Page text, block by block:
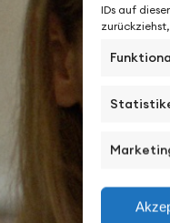
IDs auf